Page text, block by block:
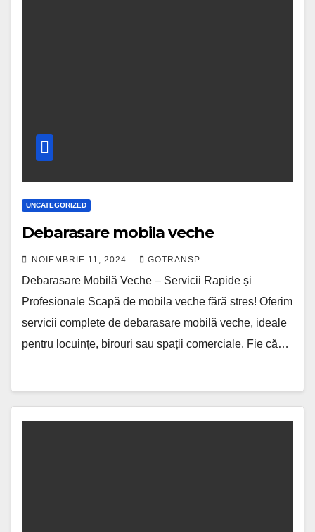
UNCATEGORIZED
Debarasare mobila veche
NOIEMBRIE 11, 2024 GOTRANSP
Debarasare Mobilă Veche – Servicii Rapide și
Profesionale Scapă de mobila veche fără stres! Oferim
servicii complete de debarasare mobilă veche, ideale
pentru locuințe, birouri sau spații comerciale. Fie că…